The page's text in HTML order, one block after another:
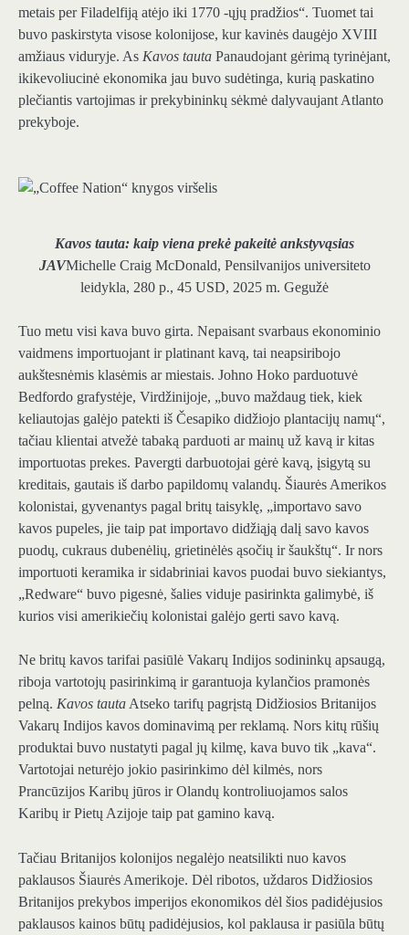
metais per Filadelfiją atėjo iki 1770 -ųjų pradžios“. Tuomet tai
buvo paskirstyta visose kolonijose, kur kavinės daugėjo XVIII
amžiaus viduryje. As Kavos tauta Panaudojant gėrimą tyrinėjant,
ikikevoliucinė ekonomika jau buvo sudėtinga, kurią paskatino
plečiantis vartojimas ir prekybininkų sėkmė dalyvaujant Atlanto
prekyboje.
Kavos tauta: kaip viena prekė pakeitė ankstyvąsias
JAVMichelle Craig McDonald, Pensilvanijos universiteto
leidykla, 280 p., 45 USD, 2025 m. Gegužė
Tuo metu visi kava buvo girta. Nepaisant svarbaus ekonominio
vaidmens importuojant ir platinant kavą, tai neapsiribojo
aukštesnėmis klasėmis ar miestais. Johno Hoko parduotuvė
Bedfordo grafystėje, Virdžinijoje, „buvo maždaug tiek, kiek
keliautojas galėjo patekti iš Česapiko didžiojo plantacijų namų“,
tačiau klientai atvežė tabaką parduoti ar mainų už kavą ir kitas
importuotas prekes. Pavergti darbuotojai gėrė kavą, įsigytą su
kreditais, gautais iš darbo papildomų valandų. Šiaurės Amerikos
kolonistai, gyvenantys pagal britų taisyklę, „importavo savo
kavos pupeles, jie taip pat importavo didžiąją dalį savo kavos
puodų, cukraus dubenėlių, grietinėlės ąsočių ir šaukštų“. Ir nors
importuoti keramika ir sidabriniai kavos puodai buvo siekiantys,
„Redware“ buvo pigesnė, šalies viduje pasirinkta galimybė, iš
kurios visi amerikiečių kolonistai galėjo gerti savo kavą.
Ne britų kavos tarifai pasiūlė Vakarų Indijos sodininkų apsaugą,
riboja vartotojų pasirinkimą ir garantuoja kylančios pramonės
pelną. Kavos tautaAtseko tarifų pagrįstą Didžiosios Britanijos
Vakarų Indijos kavos dominavimą per reklamą. Nors kitų rūšių
produktai buvo nustatyti pagal jų kilmę, kava buvo tik „kava“.
Vartotojai neturėjo jokio pasirinkimo dėl kilmės, nors
Prancūzijos Karibų jūros ir Olandų kontroliuojamos salos
Karibų ir Pietų Azijoje taip pat gamino kavą.
Tačiau Britanijos kolonijos negalėjo neatsilikti nuo kavos
paklausos Šiaurės Amerikoje. Dėl ribotos, uždaros Didžiosios
Britanijos prekybos imperijos ekonomikos dėl šios padidėjusios
paklausos kainos būtų padidėjusios, kol paklausa ir pasiūla būtų